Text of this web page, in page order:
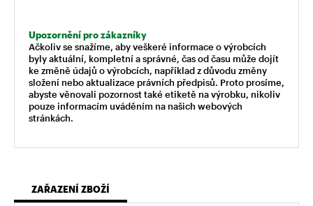
Upozornění pro zákazníky
Ačkoliv se snažíme, aby veškeré informace o výrobcích
byly aktuální, kompletní a správné, čas od času může dojít
ke změně údajů o výrobcích, například z důvodu změny
složení nebo aktualizace právních předpisů. Proto prosíme,
abyste věnovali pozornost také etiketě na výrobku, nikoliv
pouze informacím uváděním na našich webových
stránkách.
ZAŘAZENÍ ZBOŽÍ